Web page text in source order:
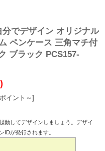
分でデザイン オリジナル
ペンケース 三角マチ付
ブラック PCS157-
イント～]
動してデザインしましょう。デザイ
IDが発行されます。